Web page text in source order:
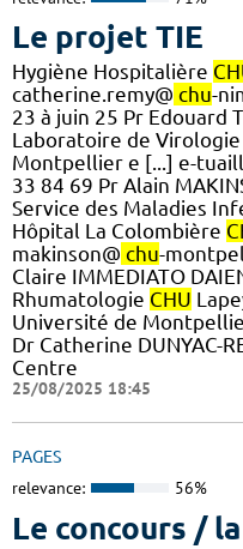
Le projet TIE
Hygiène Hospitalière
catherine.remy@ chu-
23 à juin 25 Pr Edouard
Laboratoire de
Montpellier e [...] e-
33 84 69 Pr Alain
Service des Maladies
Hôpital La Colombière
makinson@ chu-
Claire IMMEDIATO
Rhumatologie CHU
Université de
Dr Catherine DUNYAC-
Centre
25/08/2025 18:45
PAGES
relevance: 56%
Le concours /